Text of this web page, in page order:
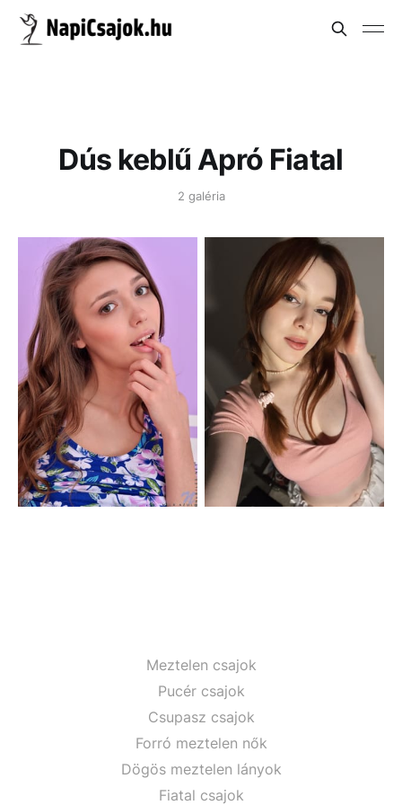
Dús keblű Apró Fiatal
2 galéria
Meztelen csajok
Pucér csajok
Csupasz csajok
Forró meztelen nők
Dögös meztelen lányok
Fiatal csajok